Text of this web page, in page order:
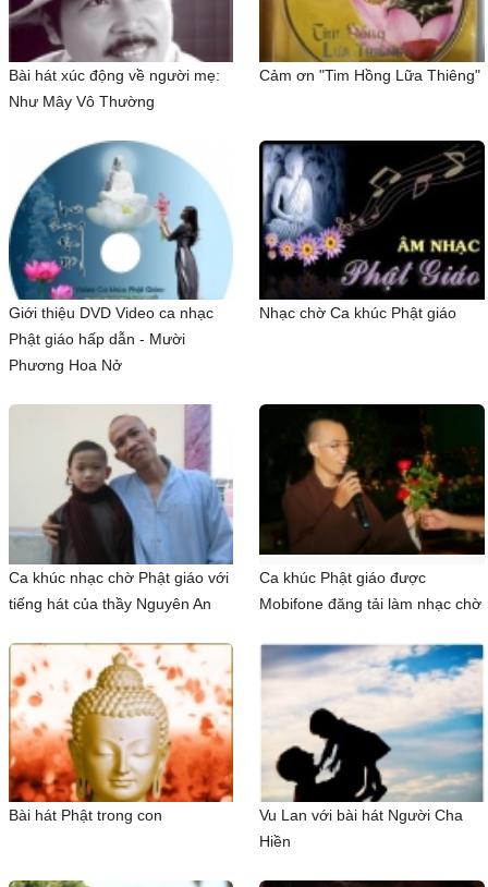
Bài hát xúc động về người mẹ:
Như Mây Vô Thường
Cảm ơn "Tim Hồng Lữa Thiêng"
Giới thiệu DVD Video ca nhạc
Phật giáo hấp dẫn - Mười
Phương Hoa Nở
Nhạc chờ Ca khúc Phật giáo
Ca khúc nhạc chờ Phật giáo với
tiếng hát của thầy Nguyên An
Ca khúc Phật giáo được
Mobifone đăng tải làm nhạc chờ
Bài hát Phật trong con
Vu Lan với bài hát Người Cha
Hiền